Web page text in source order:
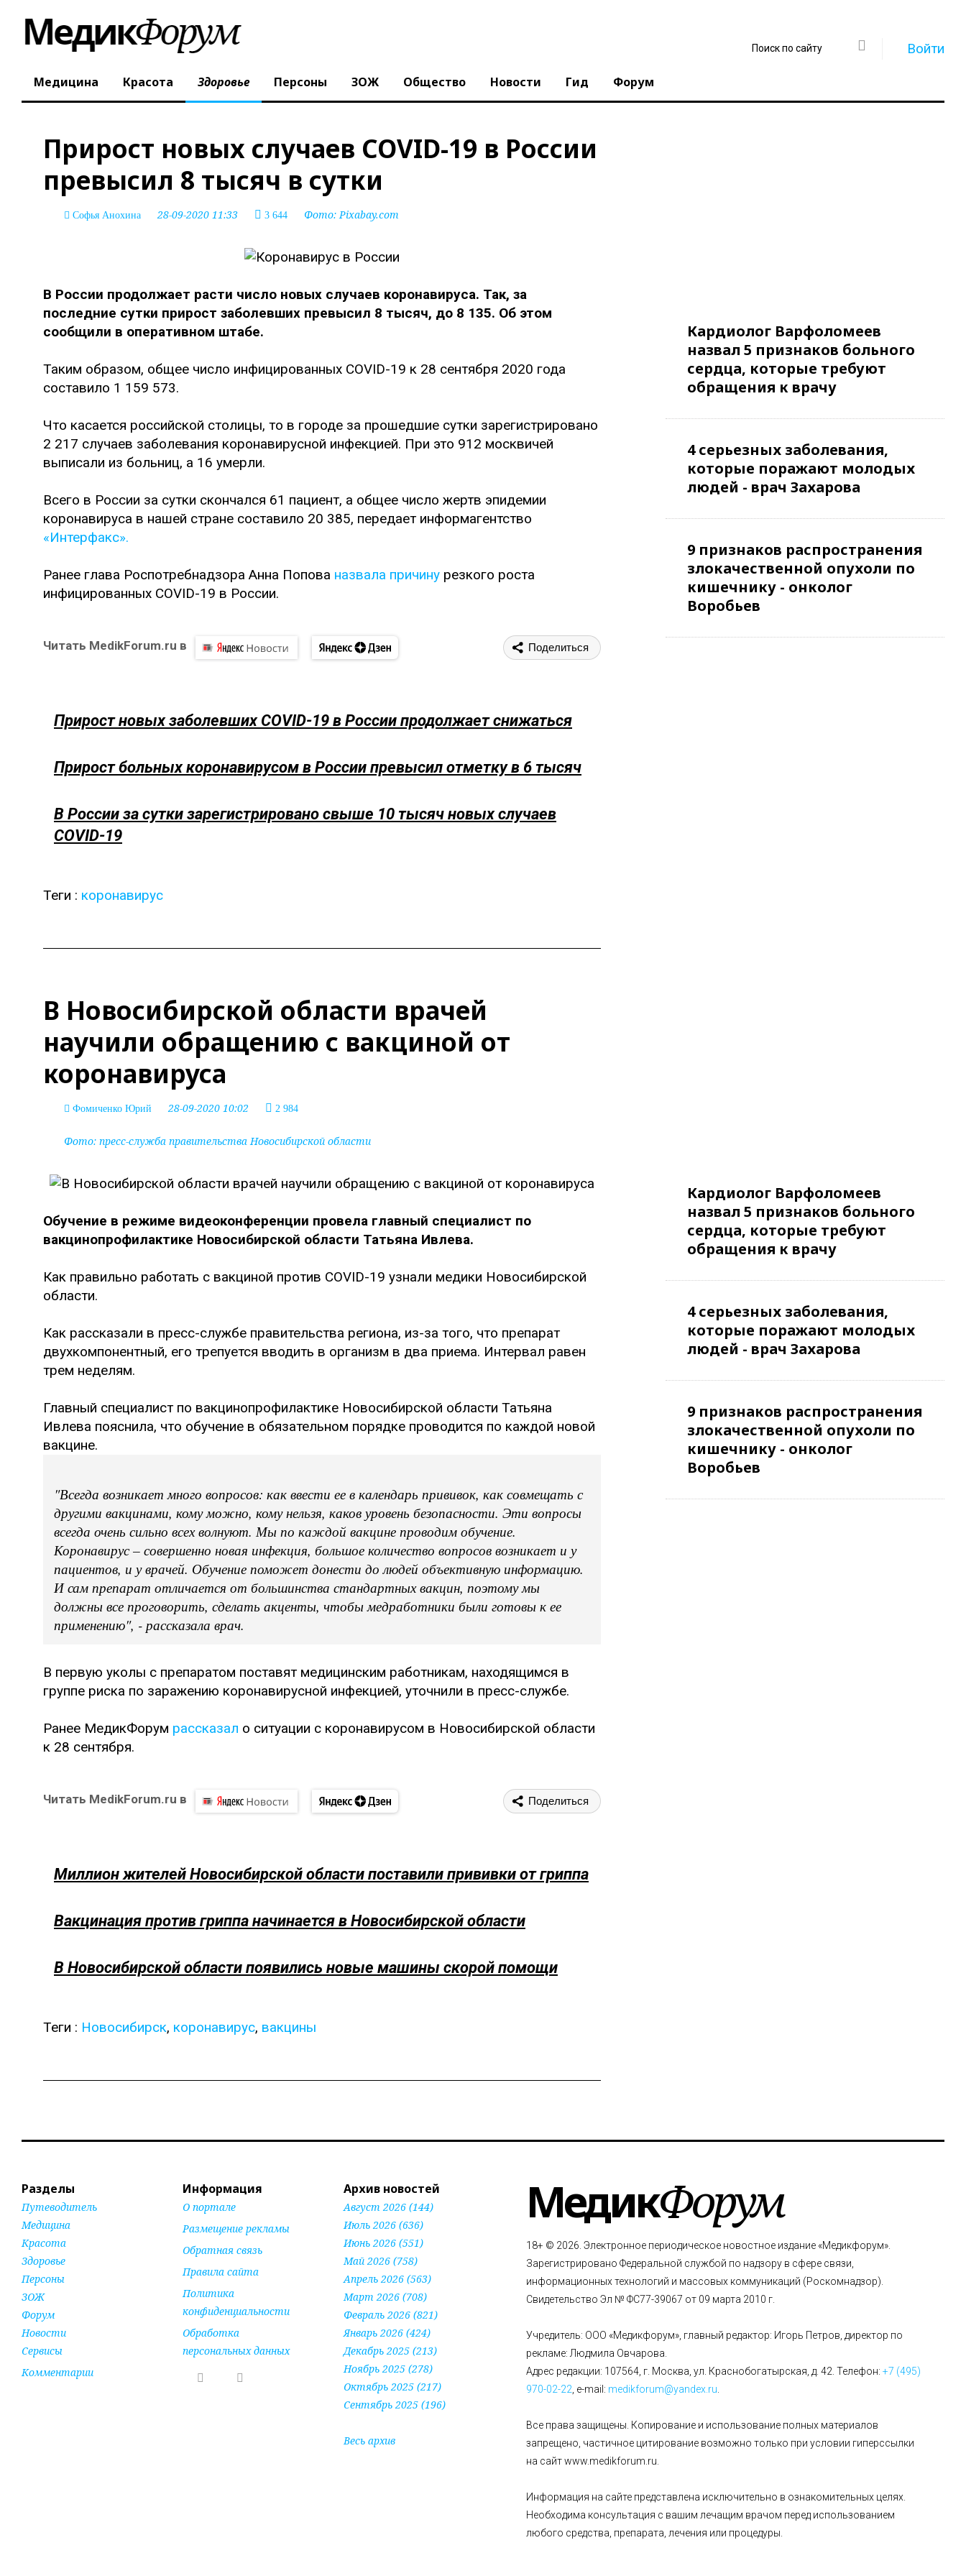
Войти
Медицина Красота Здоровье Персоны ЗОЖ Общество Новости Гид Форум
Прирост новых случаев COVID-19 в России
превысил 8 тысяч в сутки
Софья Анохина 28-09-2020 11:33 3 644 Фото:Pixabay.com
В России продолжает расти число новых случаев коронавируса. Так, за
последние сутки прирост заболевших превысил 8 тысяч, до 8 135. Об этом
сообщили в оперативном штабе.
Таким образом, общее число инфицированных COVID-19 к 28 сентября 2020 года
составило 1 159 573.
Что касается российской столицы, то в городе за прошедшие сутки зарегистрировано
2 217 случаев заболевания коронавирусной инфекцией. При это 912 москвичей
выписали из больниц, а 16 умерли.
Всего в России за сутки скончался 61 пациент, а общее число жертв эпидемии
коронавируса в нашей стране составило 20 385, передает информагентство
«Интерфакс».
Ранее глава Роспотребнадзора Анна Попова назвала причину резкого роста
инфицированных COVID-19 в России.
Читать MedikForum.ru в Поделиться
Прирост новых заболевших COVID-19 в России продолжает снижаться
Прирост больных коронавирусом в России превысил отметку в 6 тысяч
В России за сутки зарегистрировано свыше 10 тысяч новых случаев
COVID-19
Теги : коронавирус
Кардиолог Варфоломеев
назвал 5 признаков больного
сердца, которые требуют
обращения к врачу
4 серьезных заболевания,
которые поражают молодых
людей - врач Захарова
9 признаков распространения
злокачественной опухоли по
кишечнику - онколог
Воробьев
В Новосибирской области врачей
научили обращению с вакциной от
коронавируса
Фомиченко Юрий 28-09-2020 10:02 2 984
Фото: пресс-служба правительства Новосибирской области
Обучение в режиме видеоконференции провела главный специалист по
вакцинопрофилактике Новосибирской области Татьяна Ивлева.
Как правильно работать с вакциной против COVID-19 узнали медики Новосибирской
области.
Как рассказали в пресс-службе правительства региона, из-за того, что препарат
двухкомпонентный, его трепуется вводить в организм в два приема. Интервал равен
трем неделям.
Главный специалист по вакцинопрофилактике Новосибирской области Татьяна
Ивлева пояснила, что обучение в обязательном порядке проводится по каждой новой
вакцине.
"Всегда возникает много вопросов: как ввести ее в календарь прививок, как совмещать с
другими вакцинами, кому можно, кому нельзя, каков уровень безопасности. Эти вопросы
всегда очень сильно всех волнуют. Мы по каждой вакцине проводим обучение.
Коронавирус – совершенно новая инфекция, большое количество вопросов возникает и у
пациентов, и у врачей. Обучение поможет донести до людей объективную информацию.
И сам препарат отличается от большинства стандартных вакцин, поэтому мы
должны все проговорить, сделать акценты, чтобы медработники были готовы к ее
применению", - рассказала врач.
В первую уколы с препаратом поставят медицинским работникам, находящимся в
группе риска по заражению коронавирусной инфекцией, уточнили в пресс-службе.
Ранее МедикФорум рассказал о ситуации с коронавирусом в Новосибирской области
к 28 сентября.
Читать MedikForum.ru в Поделиться
Миллион жителей Новосибирской области поставили прививки от гриппа
Вакцинация против гриппа начинается в Новосибирской области
В Новосибирской области появились новые машины скорой помощи
Теги : Новосибирск, коронавирус, вакцины
Кардиолог Варфоломеев
назвал 5 признаков больного
сердца, которые требуют
обращения к врачу
4 серьезных заболевания,
которые поражают молодых
людей - врач Захарова
9 признаков распространения
злокачественной опухоли по
кишечнику - онколог
Воробьев
Разделы
Путеводитель
Медицина
Красота
Здоровье
Персоны
ЗОЖ
Форум
Новости
Сервисы
Комментарии
Информация
О портале
Размещение рекламы
Обратная связь
Правила сайта
Политика
конфиденциальности
Обработка
персональных данных
Архив новостей
Август 2026 (144)
Июль 2026 (636)
Июнь 2026 (551)
Май 2026 (758)
Апрель 2026 (563)
Март 2026 (708)
Февраль 2026 (821)
Январь 2026 (424)
Декабрь 2025 (213)
Ноябрь 2025 (278)
Октябрь 2025 (217)
Сентябрь 2025 (196)
Весь архив
МедикФорум
18+ © 2026. Электронное периодическое новостное издание «Медикфорум».
Зарегистрировано Федеральной службой по надзору в сфере связи,
информационных технологий и массовых коммуникаций (Роскомнадзор).
Свидетельство Эл № ФС77-39067 от 09 марта 2010 г.
Учредитель: ООО «Медикфорум», главный редактор: Игорь Петров, директор по
рекламе: Людмила Овчарова.
Адрес редакции: 107564, г. Москва, ул. Краснобогатырская, д. 42. Телефон: +7 (495)
970-02-22 , e-mail: medikforum@yandex.ru
Все права защищены. Копирование и использование полных материалов
запрещено, частичное цитирование возможно только при условии гиперссылки
на сайт www.medikforum.ru.
Информация на сайте представлена исключительно в ознакомительных целях.
Необходима консультация с вашим лечащим врачом перед использованием
любого средства, препарата, лечения или процедуры.